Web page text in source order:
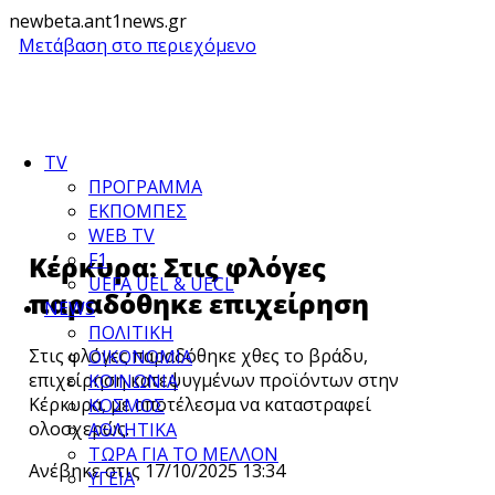
newbeta.ant1news.gr
Μετάβαση στο περιεχόμενο
TV
ΠΡΟΓΡΑΜΜΑ
ΕΚΠΟΜΠΕΣ
WEB TV
F1
UEFA UEL & UECL
NEWS
ΠΟΛΙΤΙΚΗ
ΟΙΚΟΝΟΜΙΑ
ΚΟΙΝΩΝΙΑ
ΚΟΣΜΟΣ
ΑΘΛΗΤΙΚΑ
ΤΩΡΑ ΓΙΑ ΤΟ ΜΕΛΛΟΝ
ΥΓΕΙΑ
Κέρκυρα: Στις φλόγες
παραδόθηκε επιχείρηση
Στις φλόγες παραδόθηκε χθες το βράδυ,
επιχείρηση κατεψυγμένων προϊόντων στην
Κέρκυρα, με αποτέλεσμα να καταστραφεί
ολοσχερώς.
Ανέβηκε στις 17/10/2025 13:34